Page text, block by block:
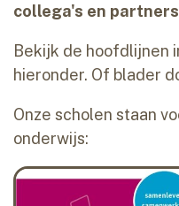
collega's en
Bekijk de hoofdlijnen
hieronder. Of blader
Onze scholen staan
onderwijs: